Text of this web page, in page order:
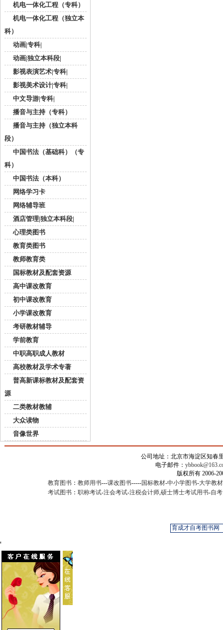
机电一体化工程（专科）
机电一体化工程（独立本
科）
动画|专科|
动画|独立本科段|
影视表演艺术|专科|
影视美术设计|专科|
中文导游|专科|
播音与主持（专科）
播音与主持（独立本科
段）
中国书法（基础科）（专
科）
中国书法（本科）
网络学习卡
网络辅导班
酒店管理|独立本科段|
心理类图书
教育类图书
教师教育类
国标教材及配套资源
高中课改教育
初中课改教育
小学课改教育
考研教材辅导
学前教育
中职高职成人教材
高校教材及学术专著
普高新课标教材及配套资
源
二类教材教辅
大众读物
音像世界
公司地址：北京市海淀区知春
电子邮件：
版权所有 2006-
教育图书 ： 教师用书---课改图书-----国标教材-中小学图书-大学教材
考试图书 ： 职称考试-注会考试-注税会计师,硕士博士考试用书-自
'